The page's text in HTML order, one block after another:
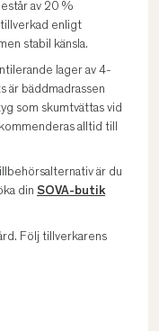
av 20 %
enligt
stabil känsla.
lager av 4-
är bäddmadrassen
som skumtvättas vid
alltid till
är du
din SOVA-butik
Följ tillverkarens